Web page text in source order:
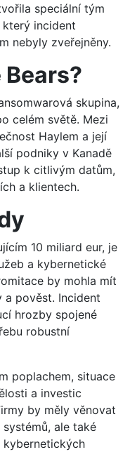
speciální tým
incident
nebyly zveřejněny.
skupina,
celém světě. Mezi
Haylem a její
podniky v Kanadě
k citlivým datům,
a klientech.
10 miliard eur, je
a kybernetické
by mohla mít
a pověst. Incident
hrozby spojené
robustní
poplachem, situace
a investic
by měly věnovat
ale také
kybernetických